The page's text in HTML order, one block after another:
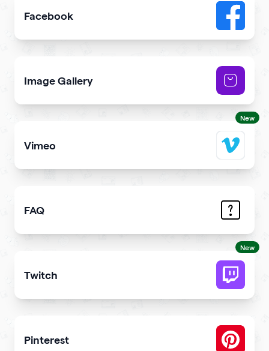
Facebook
Image Gallery
New
Vimeo
FAQ
Demonstrate the answers to the most common
New
Twitch
Get more stream viewers and engagement
Pinterest